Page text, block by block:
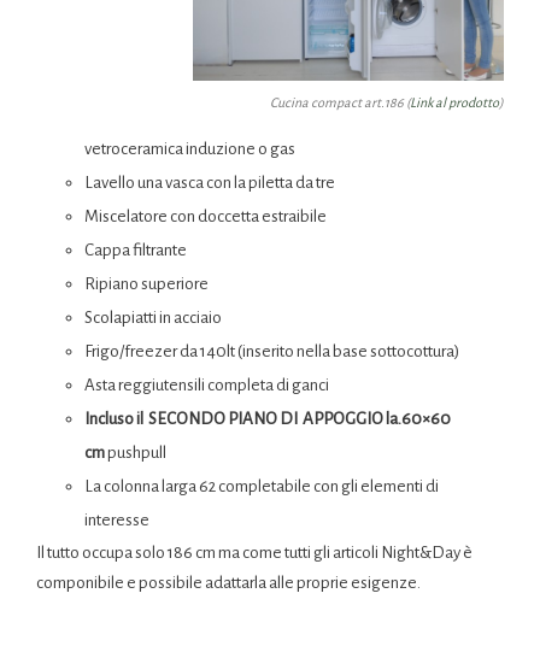
Cucina compact art.186 (Link al prodotto)
vetroceramica induzione o gas
Lavello una vasca con la piletta da tre
Miscelatore con doccetta estraibile
Cappa filtrante
Ripiano superiore
Scolapiatti in acciaio
Frigo/freezer da 140lt (inserito nella base sottocottura)
Asta reggiutensili completa di ganci
Incluso il SECONDO PIANO DI APPOGGIO la.60×60
cmpushpull
La colonna larga 62 completabile con gli elementi di
interesse
Il tutto occupa solo 186 cm ma come tutti gli articoli Night&Day è
componibile e possibile adattarla alle proprie esigenze.